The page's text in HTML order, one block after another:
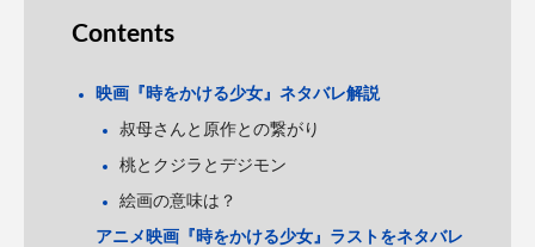
Contents
映画『時をかける少女』ネタバレ解説
叔母さんと原作との繋がり
桃とクジラとデジモン
絵画の意味は？
アニメ映画『時をかける少女』ラストをネタバレ